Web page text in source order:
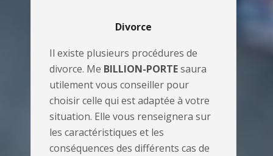
Divorce
Il existe plusieurs procédures de
divorce. Me BILLION-PORTEsaura
utilement vous conseiller pour
choisir celle qui est adaptée à votre
situation. Elle vous renseignera sur
les caractéristiques et les
conséquences des différents cas de